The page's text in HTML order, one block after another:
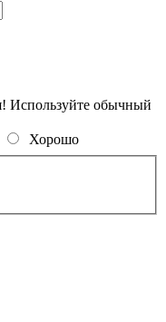
Используйте обычный
Хорошо